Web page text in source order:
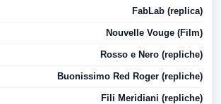
FabLab (replica)
Nouvelle Vouge (Film)
Rosso e Nero (repliche)
Buonissimo Red Roger (repliche)
Fili Meridiani (repliche)